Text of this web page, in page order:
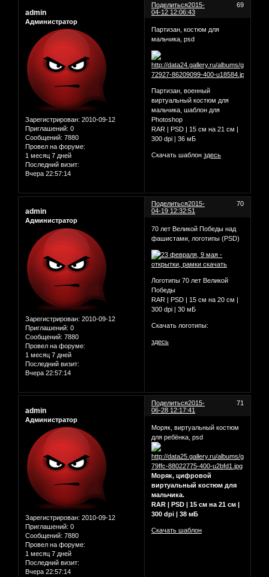
Поделиться 69
2015-
04-12 12:06:43
admin
Администратор
Зарегистрирован: 2010-09-12
Приглашений: 0
Сообщений: 7880
Провел на форуме:
1 месяц 7 дней
Последний визит:
Вчера 22:57:14
Партизан, костюм для
мальчика, psd
Партизан, военный
виртуальный костюм для
мальчика, шаблон для
Photoshop
RAR | PSD | 15 см на 21 см |
300 dpi | 36 мБ
Скачать шаблонздесь
Поделиться 70
2015-
04-19 12:32:51
admin
Администратор
Зарегистрирован: 2010-09-12
Приглашений: 0
Сообщений: 7880
Провел на форуме:
1 месяц 7 дней
Последний визит:
Вчера 22:57:14
70 лет Великой Победы над
фашистами, логотипы (PSD)
Логотипы 70 лет Великой
Победы
RAR | PSD | 15 см на 20 см |
300 dpi | 30 мБ
Скачать логотипы:
здесь
Поделиться 71
2015-
06-28 12:17:41
admin
Администратор
Зарегистрирован: 2010-09-12
Приглашений: 0
Сообщений: 7880
Провел на форуме:
1 месяц 7 дней
Последний визит:
Вчера 22:57:14
Моряк, виртуальный костюм
для ребёнка, psd
Моряк, цифровой
виртуальный костюм для
мальчика.
RAR | PSD | 15 см на 21 см |
300 dpi | 38 мБ
Скачать шаблон